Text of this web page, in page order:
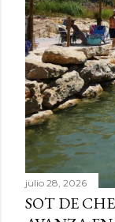
julio 28, 2026
SOT DE